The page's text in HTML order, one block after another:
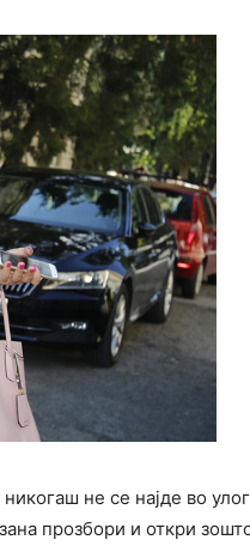
не се најде во
прозбори и откри